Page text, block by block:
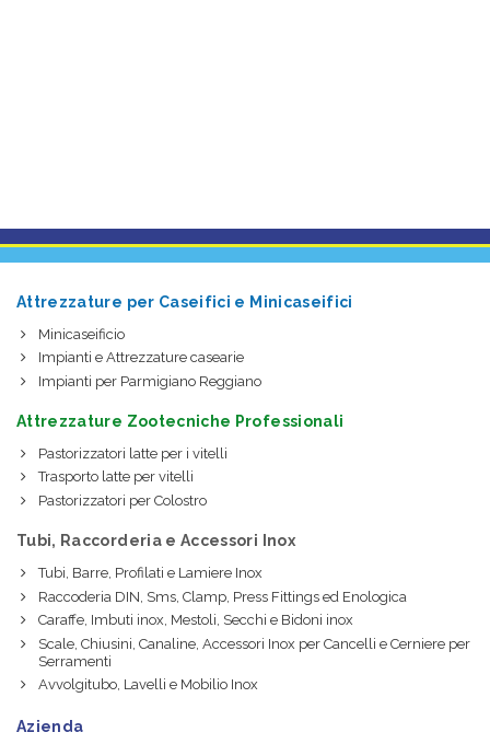
Attrezzature per Caseifici e Minicaseifici
Minicaseificio
Impianti e Attrezzature casearie
Impianti per Parmigiano Reggiano
Attrezzature Zootecniche Professionali
Pastorizzatori latte per i vitelli
Trasporto latte per vitelli
Pastorizzatori per Colostro
Tubi, Raccorderia e Accessori Inox
Tubi, Barre, Profilati e Lamiere Inox
Raccoderia DIN, Sms, Clamp, Press Fittings ed Enologica
Caraffe, Imbuti inox, Mestoli, Secchi e Bidoni inox
Scale, Chiusini, Canaline, Accessori Inox per Cancelli e Cerniere per
Serramenti
Avvolgitubo, Lavelli e Mobilio Inox
Azienda